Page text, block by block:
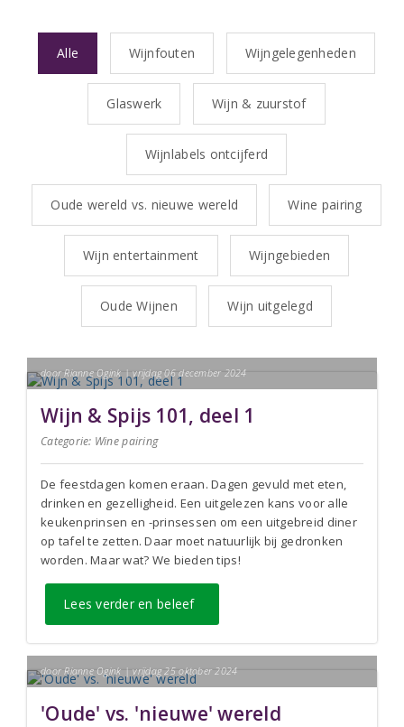
Alle Wijnfouten Wijngelegenheden
Glaswerk Wijn & zuurstof
Wijnlabels ontcijferd
Oude wereld vs. nieuwe wereld Wine pairing
Wijn entertainment Wijngebieden
Oude Wijnen Wijn uitgelegd
door Rianne Ogink | vrijdag 06 december 2024
Wijn & Spijs 101, deel 1
Categorie: Wine pairing
De feestdagen komen eraan. Dagen gevuld met eten,
drinken en gezelligheid. Een uitgelezen kans voor alle
keukenprinsen en -prinsessen om een uitgebreid diner
op tafel te zetten. Daar moet natuurlijk bij gedronken
worden. Maar wat? We bieden tips!
Lees verder en beleef
door Rianne Ogink | vrijdag 25 oktober 2024
'Oude' vs. 'nieuwe' wereld